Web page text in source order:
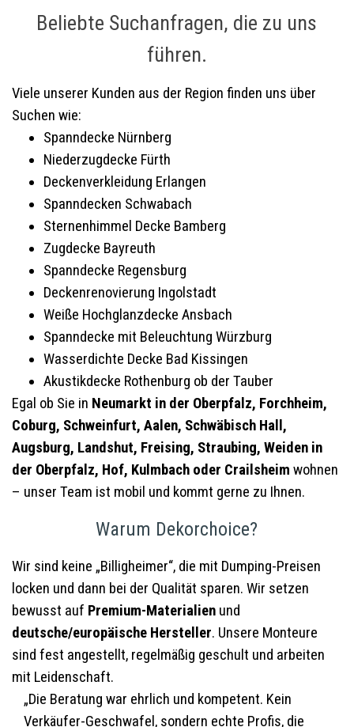
Beliebte Suchanfragen, die zu uns
führen.
Viele unserer Kunden aus der Region finden uns über
Suchen wie:
Spanndecke Nürnberg
Niederzugdecke Fürth
Deckenverkleidung Erlangen
Spanndecken Schwabach
Sternenhimmel Decke Bamberg
Zugdecke Bayreuth
Spanndecke Regensburg
Deckenrenovierung Ingolstadt
Weiße Hochglanzdecke Ansbach
Spanndecke mit Beleuchtung Würzburg
Wasserdichte Decke Bad Kissingen
Akustikdecke Rothenburg ob der Tauber
Egal ob Sie in Neumarkt in der Oberpfalz, Forchheim,
Coburg, Schweinfurt, Aalen, Schwäbisch Hall,
Augsburg, Landshut, Freising, Straubing, Weiden in
der Oberpfalz, Hof, Kulmbach oder Crailsheim wohnen
– unser Team ist mobil und kommt gerne zu Ihnen.
Warum Dekorchoice?
Wir sind keine „Billigheimer“, die mit Dumping-Preisen
locken und dann bei der Qualität sparen. Wir setzen
bewusst auf Premium-Materialien und
deutsche/europäische Hersteller. Unsere Monteure
sind fest angestellt, regelmäßig geschult und arbeiten
mit Leidenschaft.
„Die Beratung war ehrlich und kompetent. Kein
Verkäufer-Geschwafel, sondern echte Profis, die